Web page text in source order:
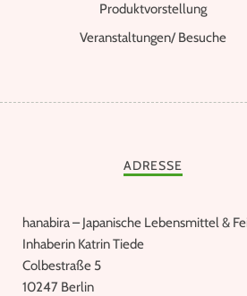
Produktvorstellung
Veranstaltungen/ Besuche
ADRESSE
hanabira – Japanische Lebensmittel &
Inhaberin Katrin Tiede
Colbestraße 5
10247 Berlin